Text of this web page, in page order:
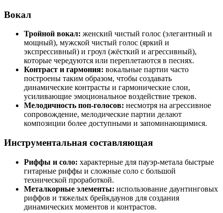
Вокал
Тройной вокал: женский чистый голос (элегантный и
мощный), мужской чистый голос (яркий и
экспрессивный) и гроул (жёсткий и агрессивный),
которые чередуются или переплетаются в песнях.
Контраст и гармония: вокальные партии часто
построены таким образом, чтобы создавать
динамические контрасты и гармонические слои,
усиливающие эмоциональное воздействие треков.
Мелодичность поп-голосов: несмотря на агрессивное
сопровождение, мелодические партии делают
композиции более доступными и запоминающимися.
Инструментальная составляющая
Риффы и соло: характерные для пауэр-метала быстрые
гитарные риффы и сложные соло с большой
технической проработкой.
Металкорные элементы: использование даунтинговых
риффов и тяжелых брейкдаунов для создания
динамических моментов и контрастов.